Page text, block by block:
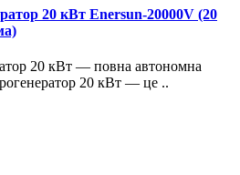
20 кВт Enersun-20000V (20
20 кВт — повна автономна
20 кВт — це ..